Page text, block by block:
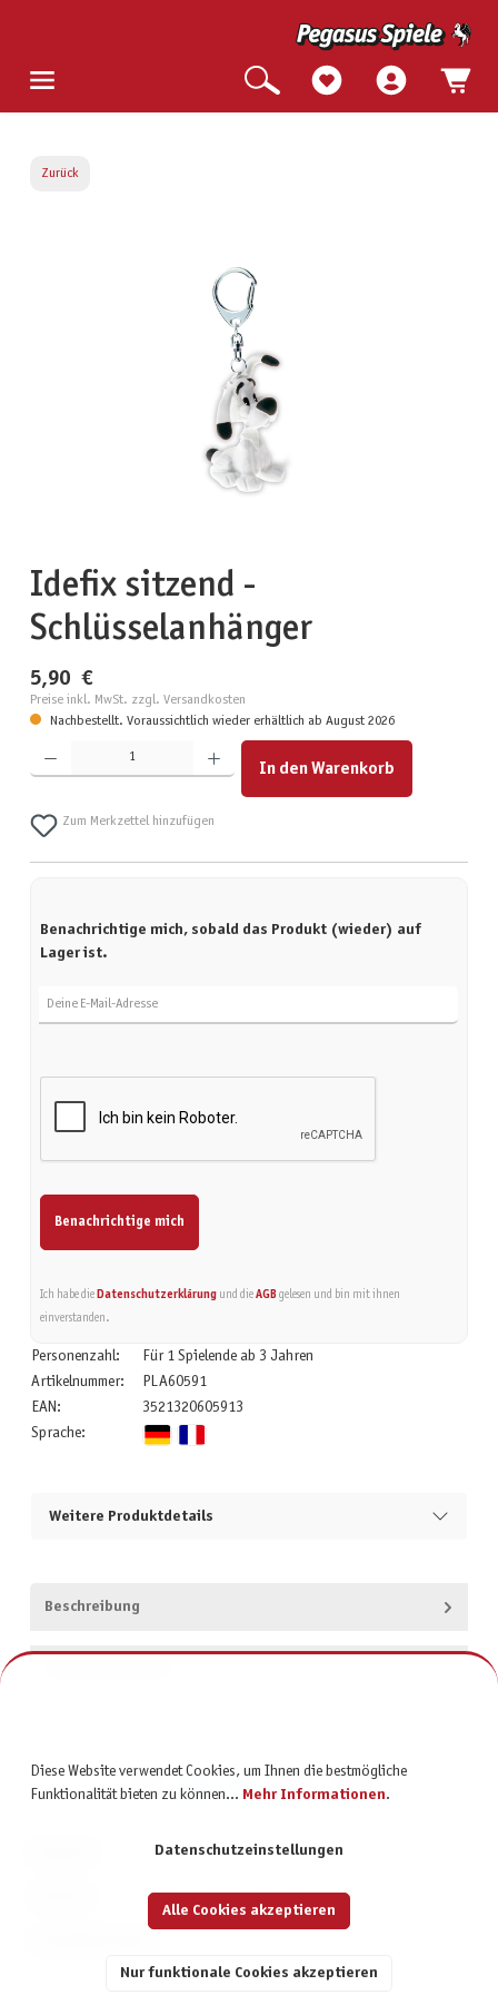
Zurück
Idefix sitzend -
Schlüsselanhänger
5,90 €
Preise inkl. MwSt. zzgl. Versandkosten
Nachbestellt. Voraussichtlich wieder erhältlich ab August 2026
Produkt Anzahl: Gib den gewünschten Wert ein oder benutze die Schaltflächen um die Anzahl zu
In den Warenkorb
Zum Merkzettel hinzufügen
Benachrichtige mich, sobald das Produkt (wieder) auf
Lager ist.
Benachrichtige mich
Ich habe die Datenschutzerklärungund die AGBgelesen und bin mit ihnen
einverstanden.
Personenzahl:
Für 1 Spielende ab 3 Jahren
Artikelnummer:
PLA60591
EAN:
3521320605913
Sprache:
Weitere Produktdetails
Beschreibung
Diese Website verwendet Cookies, um Ihnen die bestmögliche
Funktionalität bieten zu können... Mehr Informationen.
Datenschutzeinstellungen
Nur funktionale Cookies akzeptieren
Alle Cookies akzeptieren